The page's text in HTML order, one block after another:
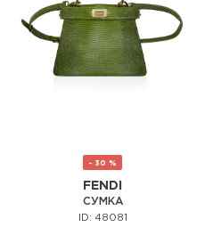
- 30 %
FENDI
СУМКА
ID: 48081